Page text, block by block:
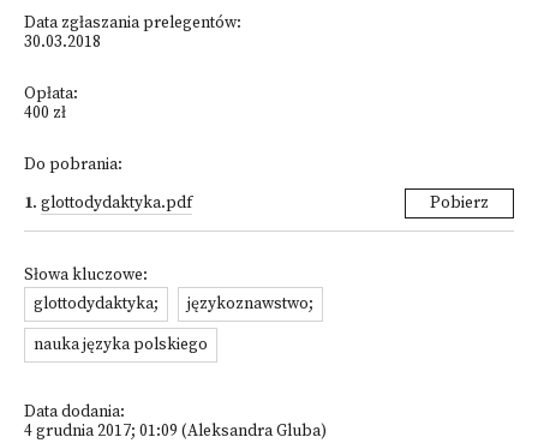
Data zgłaszania prelegentów:
30.03.2018
Opłata:
400 zł
Do pobrania:
1. glottodydaktyka.pdf Pobierz
Słowa kluczowe:
glottodydaktyka;
językoznawstwo;
nauka języka polskiego
Data dodania:
4 grudnia 2017; 01:09 (Aleksandra Gluba)